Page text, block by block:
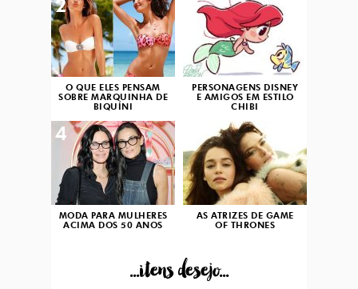
O QUE ELES PENSAM
SOBRE MARQUINHA DE
BIQUÍNI
2
PERSONAGENS DISNEY
E AMIGOS EM ESTILO
CHIBI
3
MODA PARA MULHERES
ACIMA DOS 50 ANOS
4
AS ATRIZES DE GAME
OF THRONES
...itens desejo...